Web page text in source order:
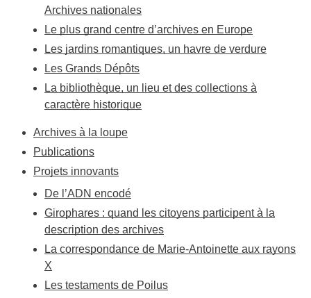
Archives nationales
Le plus grand centre d’archives en Europe
Les jardins romantiques, un havre de verdure
Les Grands Dépôts
La bibliothèque, un lieu et des collections à
caractère historique
Archives à la loupe
Publications
Projets innovants
De l’ADN encodé
Girophares : quand les citoyens participent à la
description des archives
La correspondance de Marie-Antoinette aux rayons
X
Les testaments de Poilus